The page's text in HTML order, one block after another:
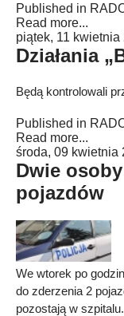
Published in
Read more...
piątek, 11 kwietnia
Działania
Będą kontrolowali
Published in
Read more...
środa, 09 kwietnia
Dwie
pojazdów
We wtorek po
do zderzenia 2
pozostają w szpitalu.